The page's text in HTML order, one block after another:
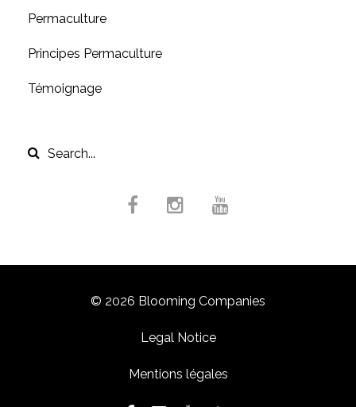
Permaculture
Principes Permaculture
Témoignage
© 2026 Blooming Companies
Legal Notice
Mentions légales